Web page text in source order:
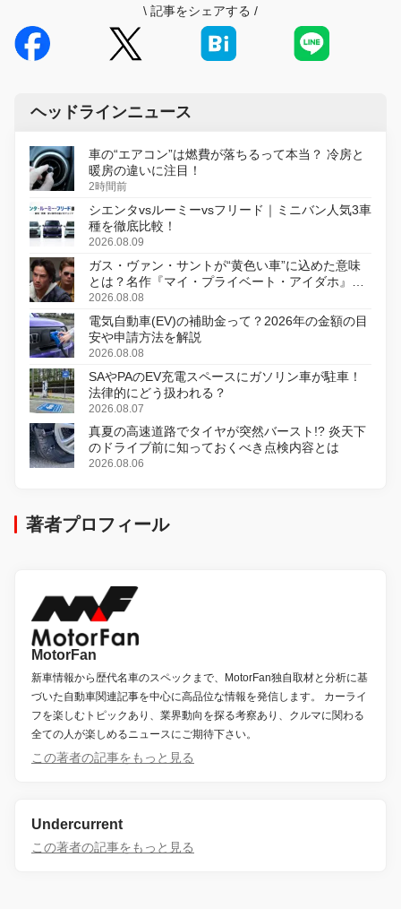
\ 記事をシェアする /
ヘッドラインニュース
車の“エアコン”は燃費が落ちるって本当？ 冷房と
暖房の違いに注目！
2時間前
シエンタvsルーミーvsフリード｜ミニバン人気3車
種を徹底比較！
2026.08.09
ガス・ヴァン・サントが“黄色い車”に込めた意味
とは？名作『マイ・プライベート・アイダホ』が
初のデジタルリマスター版で復活
2026.08.08
電気自動車(EV)の補助金って？2026年の金額の目
安や申請方法を解説
2026.08.08
SAやPAのEV充電スペースにガソリン車が駐車！
法律的にどう扱われる？
2026.08.07
真夏の高速道路でタイヤが突然バースト!? 炎天下
のドライブ前に知っておくべき点検内容とは
2026.08.06
著者プロフィール
MotorFan
新車情報から歴代名車のスペックまで、MotorFan独自取材と分析に基
づいた自動車関連記事を中心に高品位な情報を発信します。 カーライ
フを楽しむトピックあり、業界動向を探る考察あり、クルマに関わる
全ての人が楽しめるニュースにご期待下さい。
この著者の記事をもっと見る
Undercurrent
この著者の記事をもっと見る